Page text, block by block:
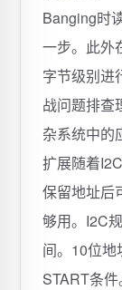
Banging时
一步。此外
字节级别进
战问题排查
杂系统中的
扩展随着
保留地址后
够用。I2C
间。10位
START条